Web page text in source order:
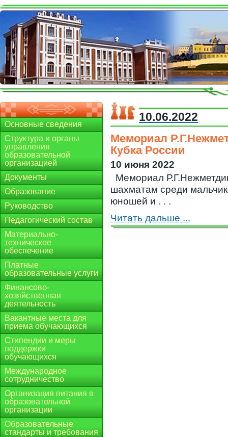
Основные сведения
Структура и органы
управления
образовательной
организацией
Документы
Образование
Руководство
Педагогический состав
Материально-
техническое
обеспечение
Платные
образовательные услуги
Финансово-
хозяйственная
деятельность
Вакантные места для
приема обучающихся
Стипендии и меры
поддержки
обучающихся
Международное
сотрудничество
Организация питания в
образовательной
организации
Образовательные
стандарты и требования
10.06.2022
Мемориал
Кубка России
10 июня 2022
Мемориал
шахматам среди
юношей и . . .
Читать дальше ...